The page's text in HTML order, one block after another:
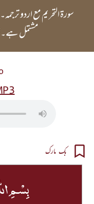
مشتمل ہے۔
بک مارک
بِسۡمِ